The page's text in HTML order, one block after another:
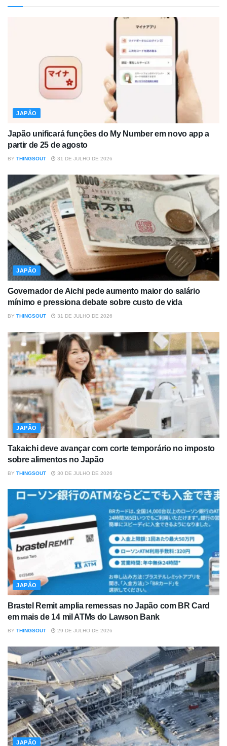
JAPÃO
Japão unificará funções do My Number em novo app a
partir de 25 de agosto
BY THINGSOUT 31 DE JULHO DE 2026
JAPÃO
Governador de Aichi pede aumento maior do salário
mínimo e pressiona debate sobre custo de vida
BY THINGSOUT 31 DE JULHO DE 2026
JAPÃO
Takaichi deve avançar com corte temporário no imposto
sobre alimentos no Japão
BY THINGSOUT 30 DE JULHO DE 2026
JAPÃO
Brastel Remit amplia remessas no Japão com BR Card
em mais de 14 mil ATMs do Lawson Bank
BY THINGSOUT 29 DE JULHO DE 2026
JAPÃO